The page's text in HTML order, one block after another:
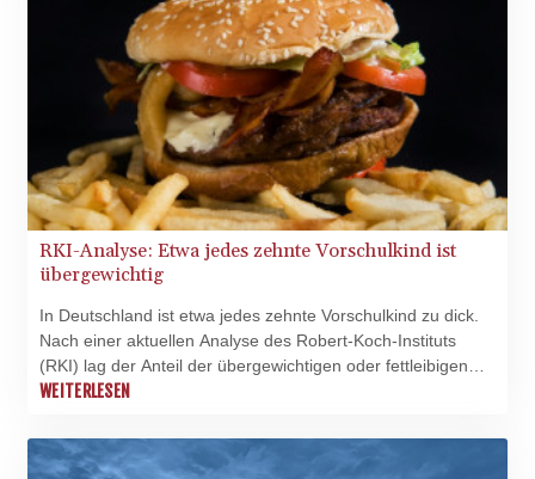
in Celle mitteilte. Im Ausland können Leistungen nur in
Ausnahmefällen beansprucht werden. (Az.: L 16 KR 221/26
RKI-Analyse: Etwa jedes zehnte Vorschulkind ist
übergewichtig
In Deutschland ist etwa jedes zehnte Vorschulkind zu dick.
Nach einer aktuellen Analyse des Robert-Koch-Instituts
(RKI) lag der Anteil der übergewichtigen oder fettleibigen
Kinder im Alter von vier bis sieben Jahren zwischen 2006
war dieser Anteil während der Coronapandemie, wobei er
danach wieder sank. Auch sind Vorschulkinder in sozial
WEITERLESEN